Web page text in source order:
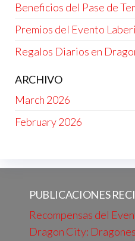
Beneficios del Pase de
Premios del Evento
Regalos Diarios en
ARCHIVO
March 2026
February 2026
PUBLICACIONES
Recompensas del
Dragon City: